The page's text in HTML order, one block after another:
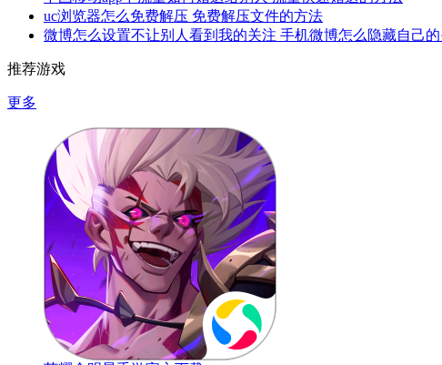
uc浏览器怎么免费解压 免费解压文件的方法
微博怎么设置不让别人看到我的关注 手机微博怎么隐藏自己
推荐游戏
更多